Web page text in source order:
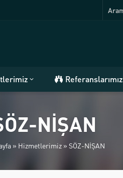
Referanslarımız
NİŞAN
» Hizmetlerimiz » SÖZ-NİŞAN